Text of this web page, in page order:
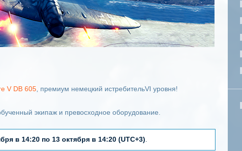
V DB 605 , премиум немецкий истребительVI уровня!
экипаж и превосходное оборудование.
в 14:20 по 13 октября в 14:20 (UTC+3)